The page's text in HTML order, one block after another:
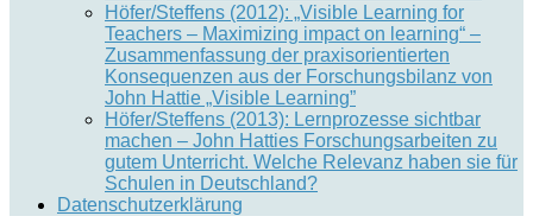
Höfer/Steffens (2012): „Visible Learning for
Teachers – Maximizing impact on learning“ –
Zusammenfassung der praxisorientierten
Konsequenzen aus der Forschungsbilanz von
John Hattie „Visible Learning”
Höfer/Steffens (2013): Lernprozesse sichtbar
machen – John Hatties Forschungsarbeiten zu
gutem Unterricht. Welche Relevanz haben sie für
Schulen in Deutschland?
Datenschutzerklärung